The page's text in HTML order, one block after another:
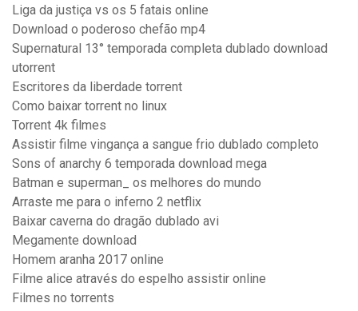
Liga da justiça vs os 5 fatais online
Download o poderoso chefão mp4
Supernatural 13° temporada completa dublado download
utorrent
Escritores da liberdade torrent
Como baixar torrent no linux
Torrent 4k filmes
Assistir filme vingança a sangue frio dublado completo
Sons of anarchy 6 temporada download mega
Batman e superman_ os melhores do mundo
Arraste me para o inferno 2 netflix
Baixar caverna do dragão dublado avi
Megamente download
Homem aranha 2017 online
Filme alice através do espelho assistir online
Filmes no torrents